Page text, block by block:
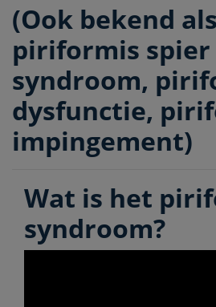
(Ook bekend
piriformis spier
syndroom,
dysfunctie,
impingement)
Wat is het
syndroom?